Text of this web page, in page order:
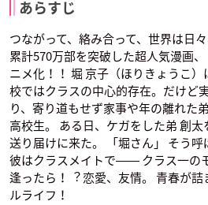
あらすじ
つながって、絡み合って、世界は日
累計570万部を突破した超人気漫画
ニメ化！！ 堀 京子（ほりきょうこ
校ではクラスの中心的存在。だけど
り、寄り道もせず家事や年の離れた
高校生。 ある日、ケガをした弟 創
送り届けに来た。 「堀さん」 そう
彼はクラスメイトで―― クラス一の
逢ったら！︖ 恋愛、友情。 青春が
ルライフ！